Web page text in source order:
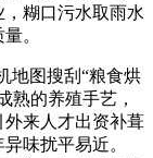
，糊口污水取雨水
。
图搜刮“粮食烘
熟的养殖手艺，
来人才出资补葺
味扰平易近。